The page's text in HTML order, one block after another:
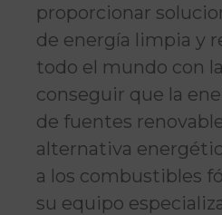
proporcionar
de energía limpia y
todo el mundo con
conseguir que la
de fuentes
alternativa
a los combustibles
su equipo